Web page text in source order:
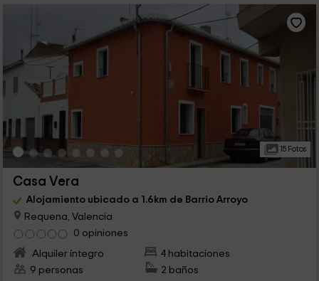
15 Fotos
Casa Vera
Alojamiento ubicado a 1.6km de Barrio Arroyo
Requena, Valencia
0 opiniones
Alquiler íntegro
4 habitaciones
9 personas
2 baños